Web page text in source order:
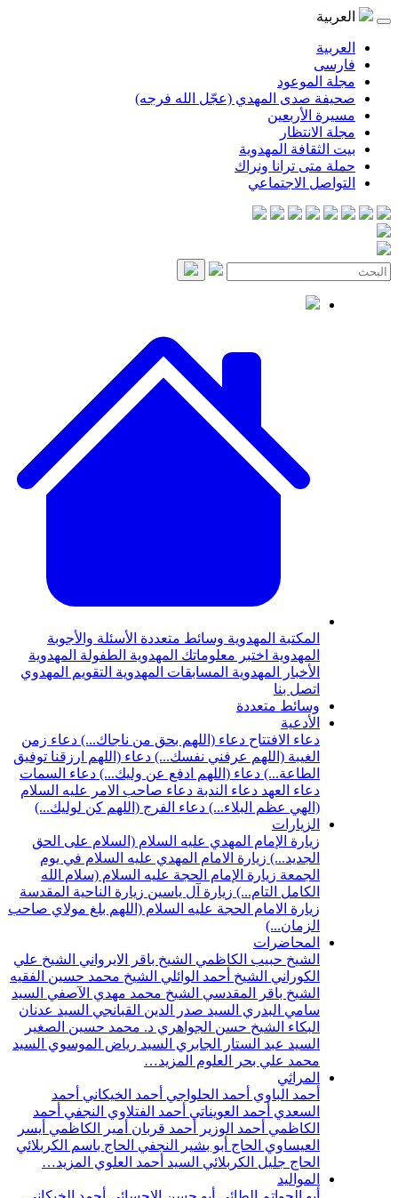
العربية
العربية
فارسی
مجلة الموعود
صحيفة صدى المهدي (عجّل الله فرجه)
مسيرة الأربعين
مجلة الانتظار
بيت الثقافة المهدوية
حملة متى ترانا ونراك
التواصل الاجتماعي
المكتبة المهدوية وسائط متعددة الأسئلة والأجوبة
المهدوية اختبر معلوماتك المهدوية الطفولة المهدوية
الأخبار المهدوية المسابقات المهدوية التقويم المهدوي
اتصل بنا
وسائط متعددة
الأدعية
دعاء الافتتاح دعاء (اللهم بحق من ناجاك...) دعاء زمن
الغيبة (اللهم عرفني نفسك...) دعاء (اللهم ارزقنا توفيق
الطاعة...) دعاء (اللهم ادفع عن وليك...) دعاء السمات
دعاء العهد دعاء الندبة دعاء صاحب الامر عليه السلام
(الهي عظم البلاء...) دعاء الفرج (اللهم كن لوليك...)
الزيارات
زيارة الإمام المهدي عليه السلام (السلام على الحق
الجديد...) زيارة الامام المهدي عليه السلام في يوم
الجمعة زيارة الإمام الحجة عليه السلام (سلام الله
الكامل التام...) زيارة آل ياسين زيارة الناحية المقدسة
زيارة الامام الحجة عليه السلام (اللهم بلغ مولاي صاحب
الزمان...)
المحاضرات
الشيخ حبيب الكاظمي الشيخ باقر الايرواني الشيخ علي
الكوراني الشيخ أحمد الوائلي الشيخ محمد حسين الفقيه
الشيخ باقر المقدسي الشيخ محمد مهدي الآصفي السيد
سامي البدري السيد صدر الدين القبانجي السيد عدنان
البكاء الشيخ حسن الجواهري د. محمد حسين الصغير
السيد عبد الستار الجابري السيد رياض الموسوي السيد
محمد علي بحر العلوم المزيد…
المراثي
أحمد الباوي أحمد الحلواجي أحمد الخيكاني أحمد
السعدي أحمد العويناتي أحمد الفتلاوي النجفي أحمد
الكاظمي أحمد الوزير أحمد قربان أمير الكاظمي أيسر
العيساوي الحاج أبو بشير النجفي الحاج باسم الكربلائي
الحاج جليل الكربلائي السيد أحمد العلوي المزيد…
المواليد